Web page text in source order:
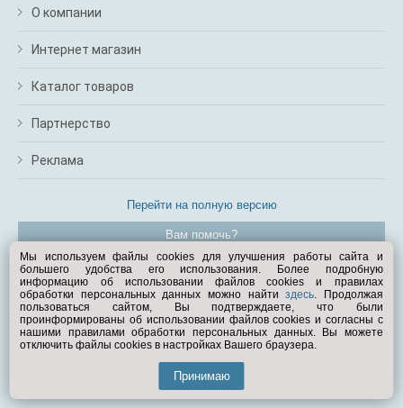
О компании
Интернет магазин
Каталог товаров
Партнерство
Реклама
Перейти на полную версию
Вам помочь?
© Exist.ru 1998—2026
Мы используем файлы cookies для улучшения работы сайта и
большего удобства его использования. Более подробную
информацию об использовании файлов cookies и правилах
обработки персональных данных можно найтиздесь. Продолжая
пользоваться сайтом, Вы подтверждаете, что были
проинформированы об использовании файлов cookies и согласны с
нашими правилами обработки персональных данных. Вы можете
отключить файлы cookies в настройках Вашего браузера.
Принимаю